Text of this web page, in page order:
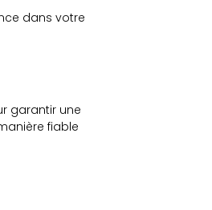
dans votre
garantir une
fiable